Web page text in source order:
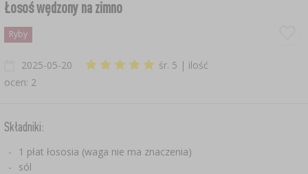
JELITA I OSŁONKI
KULTURY BAKTERII SEROWARSKIE
NAPOJE I AKCESORIA
SZYNKOWARY I WORKI
WĘDZARNIE I HAKI
ZRĘBKI WĘDZARNICZE
PALENISKA
BALONY DO WINA
KOSZE DO BALONÓW
POJEMNIKI FERMENTACYJNE
ZAKWASY
GARNKI I FORMY RZYMSKIE
PUCHARKI DO DESERÓW
PODPUSZCZKI
SUBSTANCJE POMOCNICZE
CHUSTY SEROWARSKIE
CHMIELE
NIENACHMIELONE EKSTRAKTY
SPECJAŁY ŁÓDZKIE
ŚRODKI DODATKOWE
SŁOIKI
ZAKRĘTKI DO SŁOIKÓW
AKCESORIA DO PRZETWORÓW
DESTYLATORY
KOLUMNY FILTRACYJNE
POJEMNIKI FERMENTACYJNE
RURKI FERMENTACYJNE
NAWADNIANIE
MOCOWANIE ROŚLIN
KUCHENNE
LODÓWKOWE
KĄPIELOWE
SPECJALISTYCZNE
Łosoś wędzony na zimno
Ryby
2025-05-20 śr. 5 | ilość
ocen: 2
Składniki:
1 płat łososia (waga nie ma znaczenia)
sól